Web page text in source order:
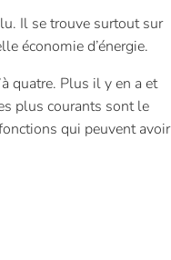
Il se trouve surtout sur
économie d’énergie.
quatre. Plus il y en a et
plus courants sont le
qui peuvent avoir